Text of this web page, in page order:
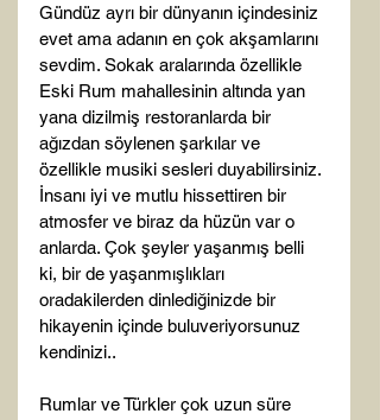
Gündüz ayrı bir dünyanın içindesiniz
evet ama adanın en çok akşamlarını
sevdim. Sokak aralarında özellikle
Eski Rum mahallesinin altında yan
yana dizilmiş restoranlarda bir
ağızdan söylenen şarkılar ve
özellikle musiki sesleri duyabilirsiniz.
İnsanı iyi ve mutlu hissettiren bir
atmosfer ve biraz da hüzün var o
anlarda. Çok şeyler yaşanmış belli
ki, bir de yaşanmışlıkları
oradakilerden dinlediğinizde bir
hikayenin içinde buluveriyorsunuz
kendinizi..
Rumlar ve Türkler çok uzun süre